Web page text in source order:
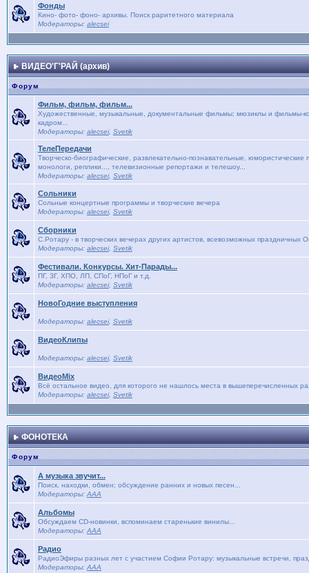
Фонды
Кино- фото- фоно- архивы. Поиск раритетного материала
Модераторы: alecsei
ВИДЕО'Г'РАЙ (архив)
Форум
Фильм, фильм, фильм...
Художественные, музыкальные, документальные фильмы; мюзиклы и фильмы-
кадром...
Модераторы: alecsei, Svetik
ТелеПередачи
Творческо-биографические, развлекательно-познавательные,
монологи, реплики..., телевизионные репортажи и телешоу...
Модераторы: alecsei, Svetik
Сольники
Сольные концертные программы и творческие вечера
Модераторы: alecsei, Svetik
Сборники
С.Ротару - в творческих вечерах других артистов, всевозможных праздничных
Модераторы: alecsei, Svetik
Фестивали. Конкурсы. Хит-Парады...
ПГ, ЗГ, ХПО, ЛП, СПоГ, НПоГ и т.д.
Модераторы: alecsei, Svetik
НовоГодние выступления
Модераторы: alecsei, Svetik
ВидеоКлипы
Модераторы: alecsei, Svetik
ВидеоMix
Всё остальное видео, для которого не нашлось места в вышеперечисленных
Модераторы: alecsei, Svetik
ФОНОТЕКА
Форум
А музыка звучит...
Поиск, находки, обмен; обсуждение ранних и новых песен...
Модераторы: AAA
Альбомы
Обсуждаем CD-новинки, вспоминаем старенькие винилы...
Модераторы: AAA
Радио
РадиоЭфиры разных лет с участием Софии Ротару: музыкальные встречи,
Модераторы: AAA